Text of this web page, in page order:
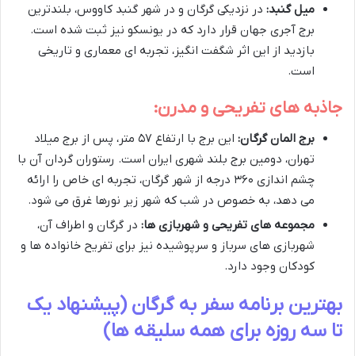
میل گنبد: در نزدیکی گرگان و در شهر گنبد کاووس، بلندترین
برج آجری جهان قرار دارد که در یونسکو نیز ثبت شده است.
بازدید از این اثر شگفت انگیز، تجربه ای معماری و تاریخی
است.
جاذبه های تفریحی و مدرن:
برج المان گرگان:
این برج با ارتفاع ۵۷ متر، پس از برج میلاد
تهران، دومین برج بلند شهری ایران است. رستوران گردان آن با
چشم اندازی ۳۶۰ درجه از شهر گرگان، تجربه ای خاص را ارائه
می دهد، به خصوص در شب که شهر زیر نورها غرق می شود.
مجموعه های تفریحی و شهربازی ها: در گرگان و اطراف آن،
شهربازی های سرباز و سرپوشیده نیز برای تفریح خانواده ها و
کودکان وجود دارد.
بهترین برنامه سفر به گرگان (پیشنهاد یک
تا سه روزه برای همه سلیقه ها)